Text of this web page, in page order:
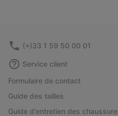
(+)33 1 59 50 00 01
Service client
Formulaire de contact
Guide des tailles
Guide d'entretien des